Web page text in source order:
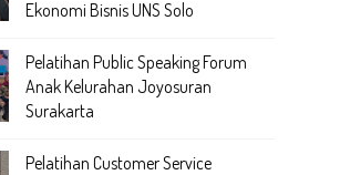
Ekonomi Bisnis UNS Solo
Pelatihan Public Speaking Forum
Anak Kelurahan Joyosuran
Surakarta
Pelatihan Customer Service